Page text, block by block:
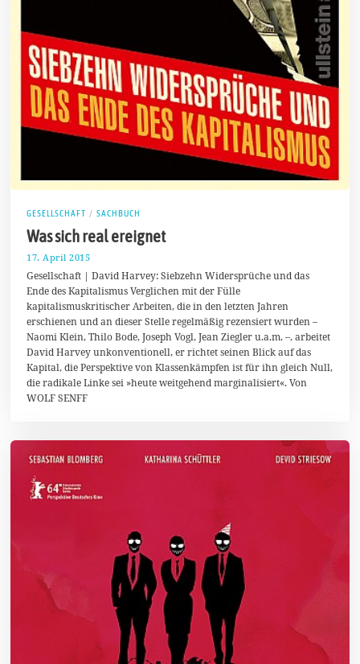
GESELLSCHAFT / SACHBUCH
Was sich real ereignet
17. April 2015
.
J
u
n
2
0
1
5
Gesellschaft | David Harvey: Siebzehn Widersprüche und das
Ende des Kapitalismus Verglichen mit der Fülle
kapitalismuskritischer Arbeiten, die in den letzten Jahren
erschienen und an dieser Stelle regelmäßig rezensiert wurden –
Naomi Klein, Thilo Bode, Joseph Vogl, Jean Ziegler u.a.m. –, arbeitet
David Harvey unkonventionell, er richtet seinen Blick auf das
Kapital, die Perspektive von Klassenkämpfen ist für ihn gleich Null,
die radikale Linke sei »heute weitgehend marginalisiert«. Von
WOLF SENFF